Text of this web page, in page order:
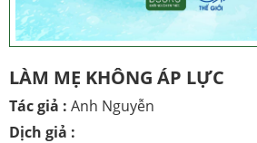
LÀM MẸ KHÔNG ÁP LỰC
Tác giả : Anh Nguyễn
Dịch giả :